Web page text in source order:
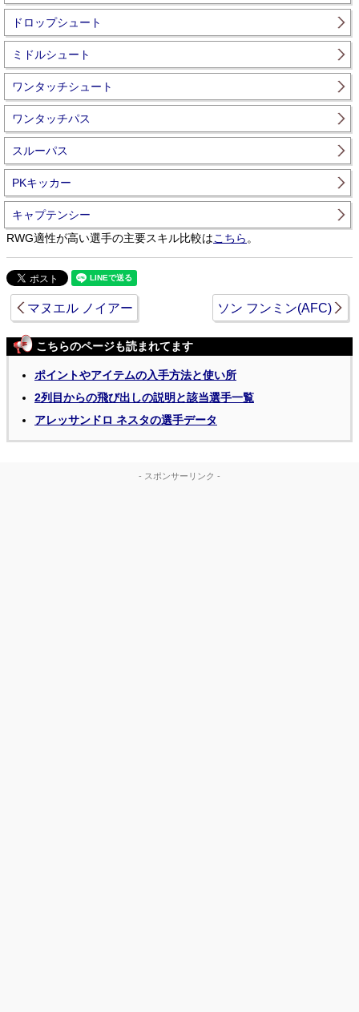
ドロップシュート
ミドルシュート
ワンタッチシュート
ワンタッチパス
スルーパス
PKキッカー
キャプテンシー
RWG適性が高い選手の主要スキル比較はこちら 。
マヌエル ノイアー ソン フンミン(AFC)
こちらのページも読まれてます
ポイントやアイテムの入手方法と使い所
2列目からの飛び出しの説明と該当選手一覧
アレッサンドロ ネスタの選手データ
- スポンサーリンク -